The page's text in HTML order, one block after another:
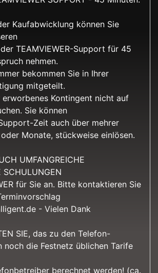
Kaufabwicklung können Sie
TEAMVIEWER-Support für 45
nehmen.
bekommen Sie in Ihrer
mitgeteilt.
erworbenes Kontingent nicht auf
Sie können
Zeit auch über mehrer
Monate, stückweise einlösen.
UMFANGREICHE
SCHULUNGEN
für Sie an. Bitte kontaktieren Sie
- Vielen Dank
SIE, das zu den Telefon-
noch die Festnetz üblichen Tarife
berechnet werden! (ca.